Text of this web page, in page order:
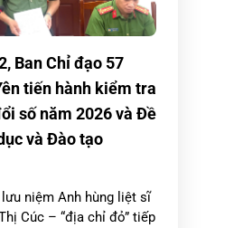
Ban Chỉ đạo 57
tiến hành kiểm tra
số năm 2026 và Đề
và Đào tạo
lưu niệm Anh hùng liệt sĩ
Cúc – “địa chỉ đỏ” tiếp